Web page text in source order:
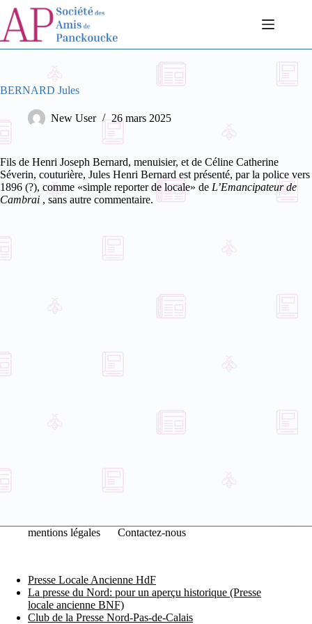
Passer
contenu
BERNARD Jules
New User 26 mars 2025
Fils de Henri Joseph Bernard, menuisier, et de Céline Catherine
Séverin, couturière, Jules Henri Bernard est présenté, par la police vers
1896 (?), comme «simple reporter de locale» de L’Emancipateur de
Cambrai , sans autre commentaire.
mentions légales Contactez-nous
Presse Locale Ancienne HdF
La presse du Nord: pour un aperçu historique (Presse
locale ancienne BNF)
Club de la Presse Nord-Pas-de-Calais